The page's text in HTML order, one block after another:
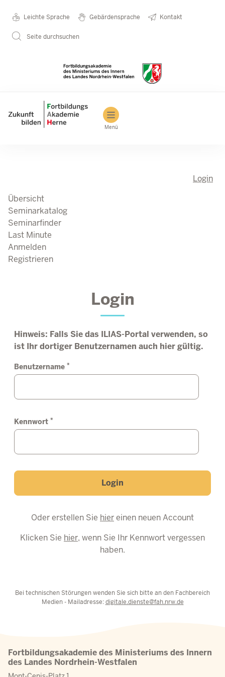
Metanavigation
Leichte Sprache Gebärdensprache Kontakt
Seite durchsuchen
Main navigation
Menü
Login
Übersicht
Seminarkatalog
Seminarfinder
Last Minute
Anmelden
Registrieren
Login
Hinweis: Falls Sie das ILIAS-Portal verwenden, so
ist Ihr dortiger Benutzernamen auch hier gültig.
Benutzername *
Kennwort *
Login
Oder erstellen Sie hiereinen neuen Account
Klicken Sie hier, wenn Sie Ihr Kennwort vergessen
haben.
Bei technischen Störungen wenden Sie sich bitte an den Fachbereich
Medien - Mailadresse:digitale.dienste@fah.nrw.de
Fortbildungsakademie des Ministeriums des Innern
des Landes Nordrhein-Westfalen